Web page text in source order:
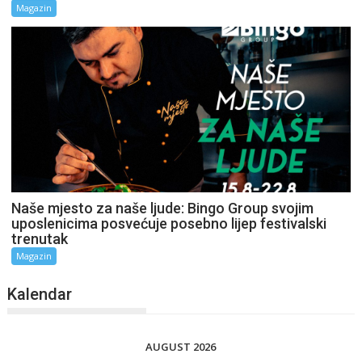
Magazin
Naše mjesto za naše ljude: Bingo Group svojim
uposlenicima posvećuje posebno lijep festivalski
trenutak
Magazin
Kalendar
AUGUST 2026